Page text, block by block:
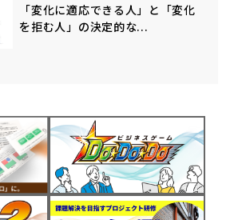
「変化に適応できる人」と「変化
を拒む人」の決定的な...